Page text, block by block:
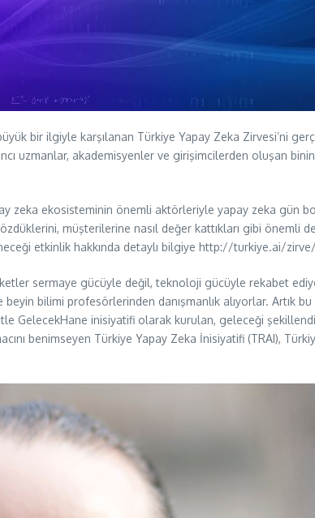
bir ilgiyle karşılanan Türkiye Yapay Zeka Zirvesi’ni
akademisyenler ve girişimcilerden oluşan binin
zeka ekosisteminin önemli aktörleriyle yapay zeka gün
müşterilerine nasıl değer kattıkları gibi önemli
etkinlik hakkında detaylı bilgiye http://turkiye.ai/
sermaye gücüyle değil, teknoloji gücüyle rekabet
bilimi profesörlerinden danışmanlık alıyorlar. Artık
GelecekHane inisiyatifi olarak kurulan, geleceği
benimseyen Türkiye Yapay Zeka İnisiyatifi (TRAI),